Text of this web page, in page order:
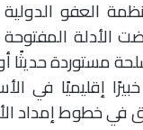
مستوردة حديثًا
في خطوط إمداد